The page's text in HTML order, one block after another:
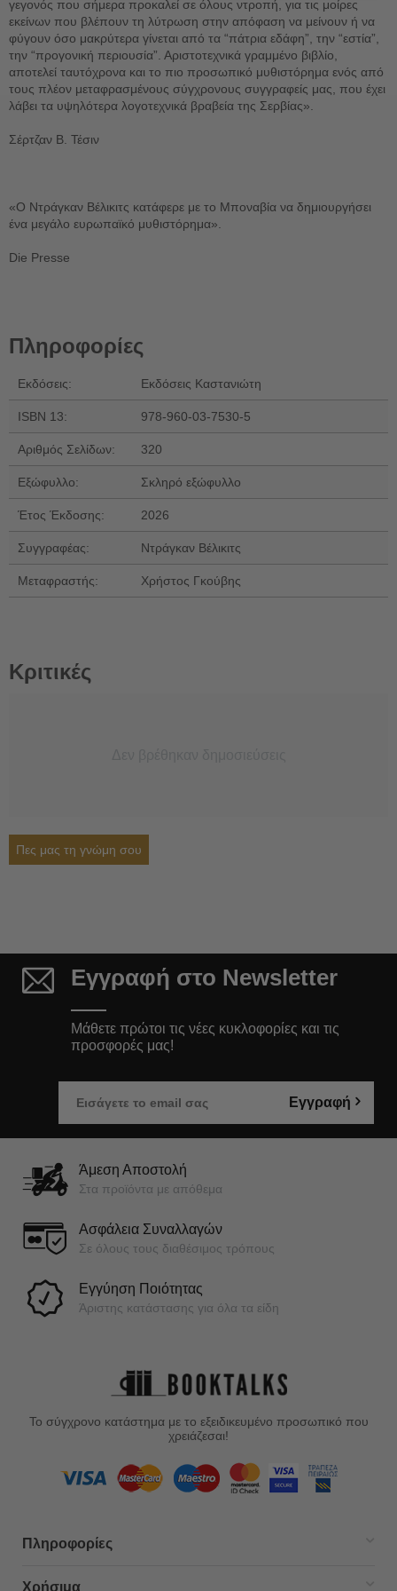
γεγονός που σήμερα προκαλεί σε όλους ντροπή, για τις μοίρες
εκείνων που βλέπουν τη λύτρωση στην απόφαση να μείνουν ή να
φύγουν όσο μακρύτερα γίνεται από τα “πάτρια εδάφη”, την “εστία”,
την “προγονική περιουσία”. Αριστοτεχνικά γραμμένο βιβλίο,
αποτελεί ταυτόχρονα και το πιο προσωπικό μυθιστόρημα ενός από
τους πλέον μεταφρασμένους σύγχρονους συγγραφείς μας, που έχει
λάβει τα υψηλότερα λογοτεχνικά βραβεία της Σερβίας».
Σέρτζαν Β. Τέσιν
«Ο Ντράγκαν Βέλικιτς κατάφερε με το Μποναβία να δημιουργήσει
ένα μεγάλο ευρωπαϊκό μυθιστόρημα».
Die Presse
Πληροφορίες
Εκδόσεις: Εκδόσεις Καστανιώτη
ISBN 13: 978-960-03-7530-5
Αριθμός Σελίδων: 320
Εξώφυλλο: Σκληρό εξώφυλλο
Έτος Έκδοσης: 2026
Συγγραφέας: Ντράγκαν Βέλικιτς
Μεταφραστής: Χρήστος Γκούβης
Κριτικές
Πες μας τη γνώμη σου
Εγγραφή στο Newsletter
Μάθετε πρώτοι τις νέες κυκλοφορίες και τις
προσφορές μας!
Εγγραφή
Άμεση Αποστολή
Στα προϊόντα με απόθεμα
Ασφάλεια Συναλλαγών
Σε όλους τους διαθέσιμος τρόπους
Εγγύηση Ποιότητας
Άριστης κατάστασης για όλα τα είδη
Το σύγχρονο κατάστημα με το εξειδικευμένο προσωπικό που
χρειάζεσαι!
Πληροφορίες
Χρήσιμα